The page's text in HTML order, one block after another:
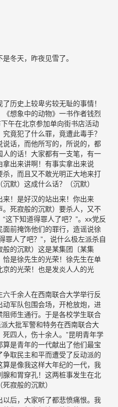
冬天，昨夜见雪了。
历史上较卑劣较无耻的事情！
想象中的动物》一书作者钱烈
午在北京参加单向街书店活动
竟犯了什么罪，竟遭此毒手？
话，而他所写的，所说的，都
的话！大家都有一支笔，有一
出来讲啊！有事实拿出来说
，而且又不敢光明正大地来打
默）这成什么话？（沉默）
！是好汉的站出来！你出来
死寂般的沉默）要杀人，又不
这下知道得罪人了吧？”。xx党反
前掩饰他们的罪行，造谣说徐
罪人了吧？”，说什么极左派杀自
的沉默）这是某集团〔某集
是徐先生的光荣！徐先生在单
的光荣！也是发炎人人的光
千余人在西南联合大学举行反
军队包围会场，开枪放炮，进
师生通行。于是各校学生联合
大批军警和特务在西南联合大
四人，伤十余人。”昆明青年学
是青年的一代献出了他们最宝
取民主和平而遭受了反动派的
是像我这样大年纪的一代，我
和胃穿孔！这两桩事发生在北
寂般的沉默）
后，大家听了都悲愤痛恨。我